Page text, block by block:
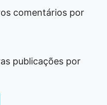
comentários por
publicações por